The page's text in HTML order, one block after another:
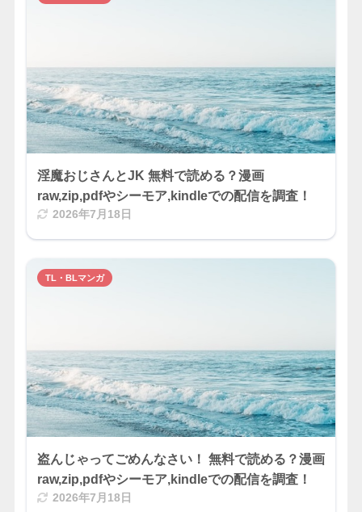
淫魔おじさんとJK 無料で読める？漫画
raw,zip,pdfやシーモア,kindleでの配信を調査！
2026年7月18日
盗んじゃってごめんなさい！ 無料で読める？漫画
raw,zip,pdfやシーモア,kindleでの配信を調査！
2026年7月18日
TL・BLマンガ